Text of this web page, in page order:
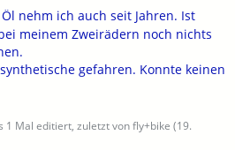
Öl nehm ich auch seit Jahren. Ist
meinem Zweirädern noch nichts
gefahren. Konnte keinen
Mal editiert, zuletzt von fly+bike (19.